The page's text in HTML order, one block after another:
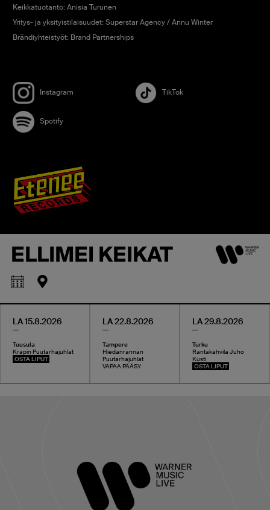
Keikkatuotanto: Anisia Turunen
Yritys- ja yksityistilaisuudet: Superstar Agency / Annu Winter
Brändiyhteistyöt: Brand Partnerships
Instagram TikTok
Spotify
ELLIMEI KEIKAT
LA 15.8.2026
Tuusula
Krapin Puutarhajuhlat
OSTA LIPUT
LA 22.8.2026
Tampere
Hiedanrannan
Puutarhajuhlat
VAPAA PÄÄSY
LA 29.8.2026
Turku
Rantakahvila Juho
Kusti
OSTA LIPUT